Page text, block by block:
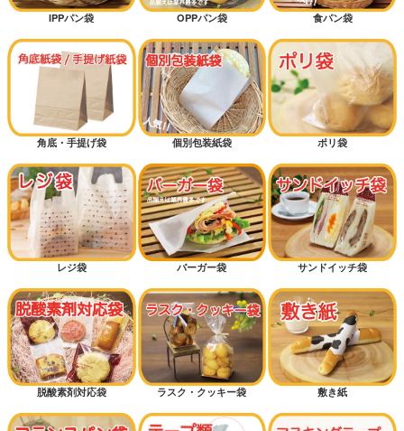
IPPパン袋 OPPパン袋 食パン袋
角底・手提げ袋 個別包装紙袋 ポリ袋
レジ袋 バーガー袋 サンドイッチ袋
脱酸素剤対応袋 ラスク・クッキー袋 敷き紙